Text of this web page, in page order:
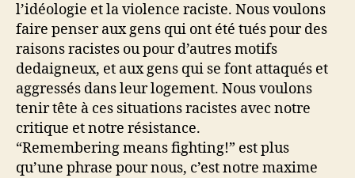
l’idéologie et la violence raciste. Nous voulons
faire penser aux gens qui ont été tués pour des
raisons racistes ou pour d’autres motifs
dedaigneux, et aux gens qui se font attaqués et
aggressés dans leur logement. Nous voulons
tenir tête à ces situations racistes avec notre
critique et notre résistance.
“Remembering means fighting!” est plus
qu’une phrase pour nous, c’est notre maxime